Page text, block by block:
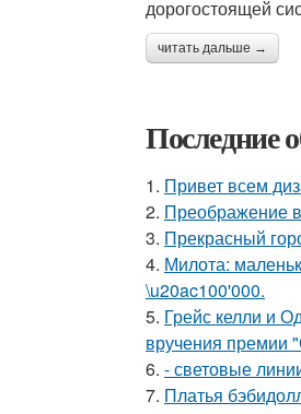
дорогостоящей
читать дальше →
Последние
1. Привет всем
2. Преображение
3. Прекрасный
4. Милота:
\u20ac100'000.
5. Грейс келли и
вручения премии
6. - световые
7. Платья